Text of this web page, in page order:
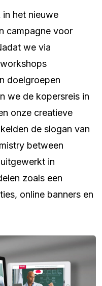
het nieuwe
campagne voor
we via
doelgroepen
we de kopersreis in
onze creatieve
de slogan van
between
in
zoals een
online banners en